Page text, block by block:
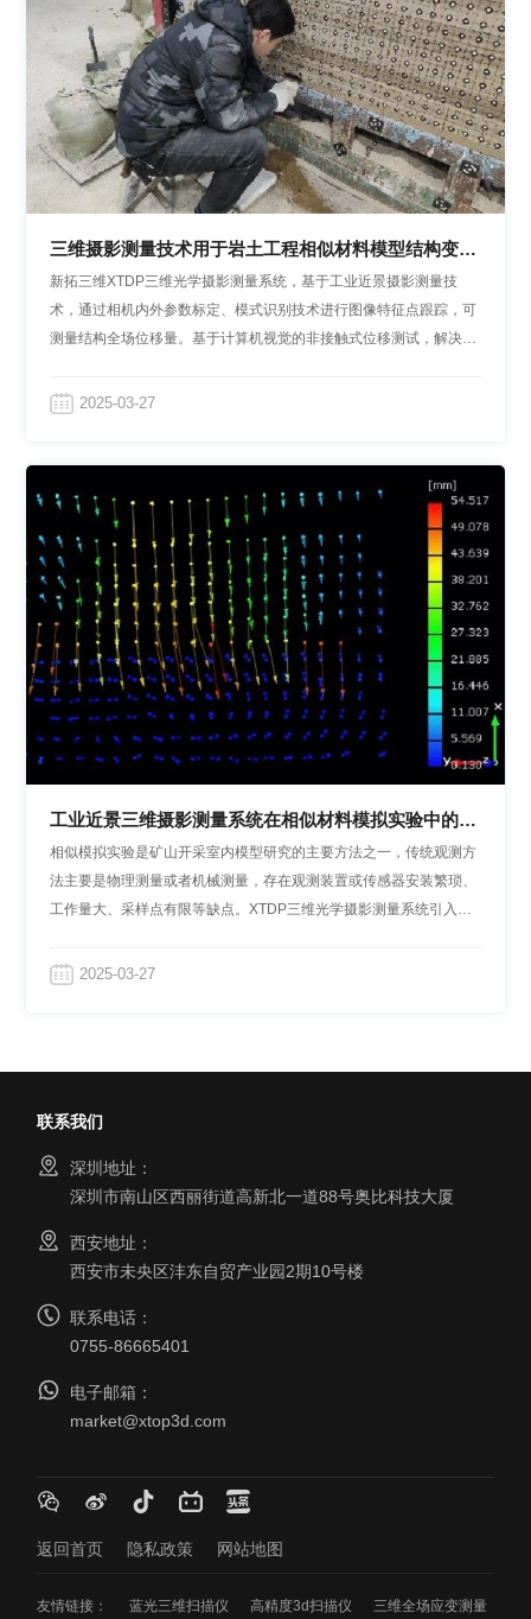
三维摄影测量技术用于岩土工程相似材料模型结构变形
监测
新拓三维XTDP三维光学摄影测量系统，基于工业近景摄影测量技
术，通过相机内外参数标定、模式识别技术进行图像特征点跟踪，可
测量结构全场位移量。基于计算机视觉的非接触式位移测试，解决了
触对被测体带来的干扰。
2025-03-27
工业近景三维摄影测量系统在相似材料模拟实验中的应
用
相似模拟实验是矿山开采室内模型研究的主要方法之一，传统观测方
法主要是物理测量或者机械测量，存在观测装置或传感器安装繁琐、
工作量大、采样点有限等缺点。XTDP三维光学摄影测量系统引入到
2025-03-27
联系我们
深圳地址：
深圳市南山区西丽街道高新北一道88号奥比科技大厦
西安地址：
西安市未央区沣东自贸产业园2期10号楼
联系电话：
0755-86665401
电子邮箱：
market@xtop3d.com
返回首页 隐私政策 网站地图
友情链接： 蓝光三维扫描仪 高精度3d扫描仪 三维全场应变测量